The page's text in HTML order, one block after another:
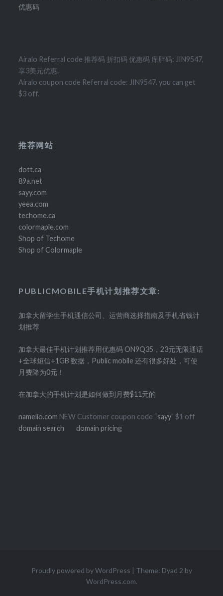
优惠码
Airalo Referral code 推荐码 折扣码 优惠码 库胖码: JIN9547,
享3美元优惠.
Airalo coupon code Referral code: JIN9547. you can get
$3 off.
推荐网站
dott.ca
89a.net
sayy.com
yeea.com
techome.ca
colormaple.com
Shop of Techome
Shop of Colormaple
PUBLICMOBILE手机计划推荐文章:
加拿大留学生手机通信公司、运营商选择指南及手机省钱计
划推荐
加拿大最佳手机计划推荐用优惠码 ON9Q35，23元无限通话
+全球短信+1GB 数据，Public mobile 还有很多好处，可使
月费降为0元！
在加拿大的手机计划是如何做到月费$11元的
namelio.com NEW Customer coupon code “sayy” $1 off
domain search
domain pricing
Proudly powered by WordPress | Theme: Dyad 2 by
WordPress.com.